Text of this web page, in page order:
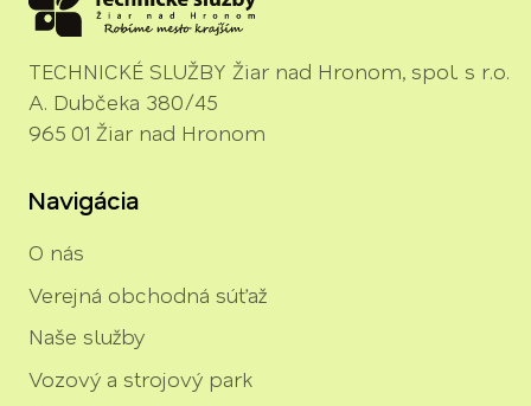
TECHNICKÉ SLUŽBY Žiar nad Hronom, spol. s r.o.
A. Dubčeka 380/45
965 01 Žiar nad Hronom
Navigácia
O nás
Verejná obchodná súťaž
Naše služby
Vozový a strojový park